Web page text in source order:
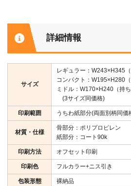
詳細情報
サイズ
レギュラー：W243×H345
コンパクト：W195×H280
ミドル：W170×H240（持
(3サイズ同価格)
印刷範囲 うちわ紙部分(両面別柄同価
材質・仕様
骨部分：ポリプロピレン
紙部分：コート90k
印刷方法 オフセット印刷
印刷色 フルカラー+ニス引き
包装形態 裸納品